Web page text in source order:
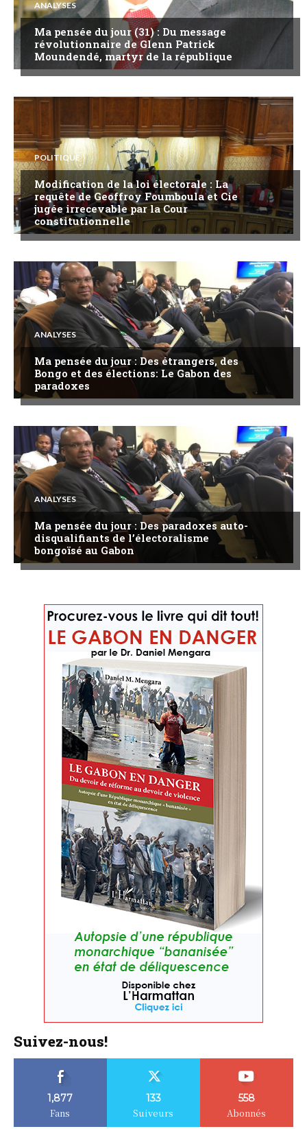
ANALYSES
Ma pensée du jour (31) : Du message
révolutionnaire de Glenn Patrick
Moundendé, martyr de la république
POLITIQUE
Modification de la loi électorale : La
requête de Geoffroy Foumboula et Cie
jugée irrecevable par la Cour
constitutionnelle
ANALYSES
Ma pensée du jour : Des étrangers, des
Bongo et des élections: Le Gabon des
paradoxes
ANALYSES
Ma pensée du jour : Des paradoxes auto-
disqualifiants de l’électoralisme
bongoïsé au Gabon
Suivez-nous!
1,877
Fans
133
Suiveurs
558
Abonnés